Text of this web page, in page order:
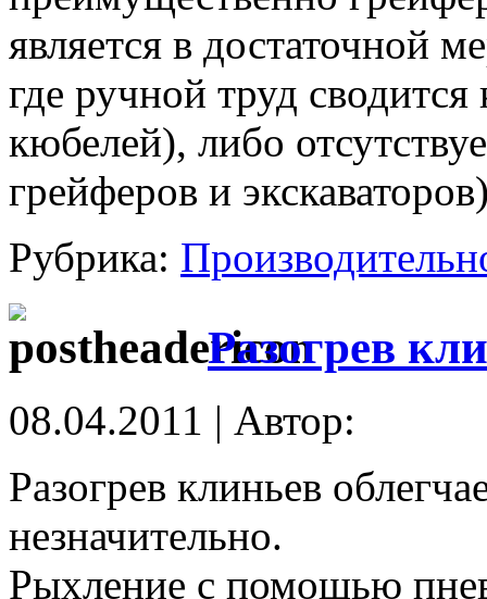
является в достаточной
где ручной труд
кюбелей), либо
грейферов и
Рубрика:
Разогрев
08.04.2011 | Автор:
Разогрев клиньев
незначительно.
Рыхление с помощью